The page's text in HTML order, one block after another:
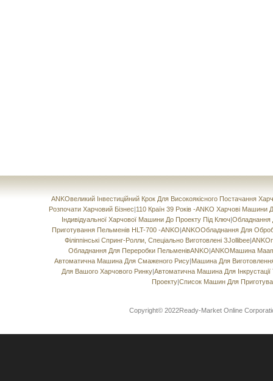
ANKOвеликий Інвестиційний Крок Для Високоякісного Постачання
Розпочати Харчовий Бізнес|110 Країн 39 Років -ANKO Харчові
Індивідуальної Харчової Машини До Проекту Під Ключ|Обладнання
Приготування Пельменів HLT-700 -ANKO|ANKOОбладнання Для
Філіппінські Спринг-Ролли, Спеціально Виготовлені ЗJollibee|
Обладнання Для Переробки ПельменівANKO|ANKOМашина
Автоматична Машина Для Смаженого Рису|Машина Для
Для Вашого Харчового Ринку|Автоматична Машина Для
Проекту|Список Машин Для
Copyright© 2022Ready-Market Online